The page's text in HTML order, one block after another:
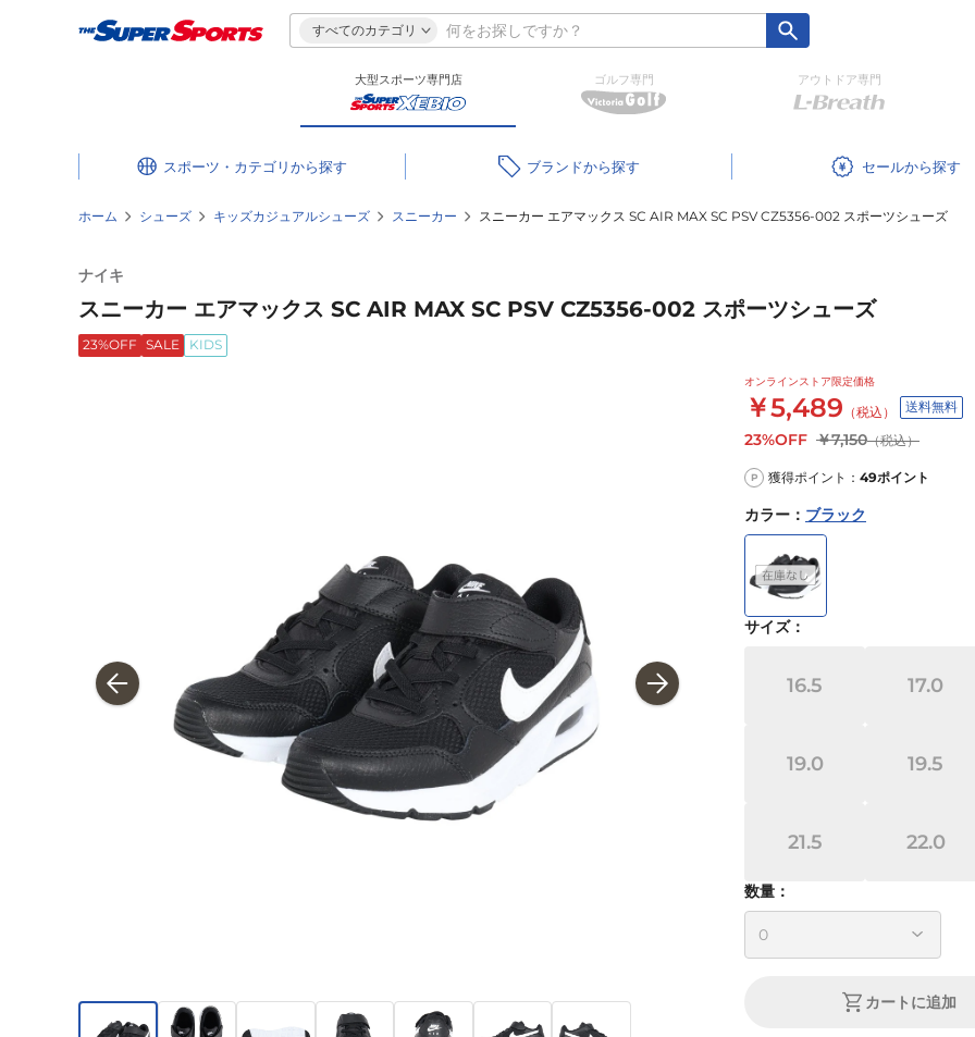
すべてのカテゴリ
大型スポーツ専門店 ゴルフ専門 アウトドア専門
スポーツ・カテゴリ ブランド セール
ホーム シューズ キッズカジュアルシューズ スニーカー スニーカー エアマックス SC AIR MAX SC PSV CZ5356-002 スポーツシューズ
ナイキ
スニーカー エアマックス SC AIR MAX SC PSV CZ5356-002 スポーツシューズ
23%OFF SALE KIDS
オンラインストア限定価格
￥5,489 （税込） 送料無料
23%OFF ￥7,150（税込）
P 獲得ポイント： 49ポイント
カラー ： ブラック
サイズ：
16.5 17.0
19.0 19.5
21.5 22.0
数量：
カートに追加